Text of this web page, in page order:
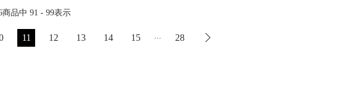
商品中 91 - 99表示
11 12 13 14 15 28